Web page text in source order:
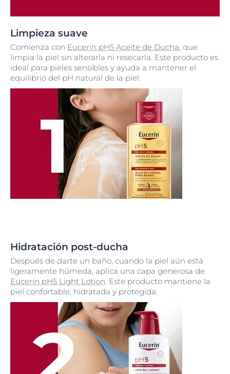
Limpieza suave
Comienza con Eucerin pH5 Aceite de Ducha , que
limpia la piel sin alterarla ni resecarla. Este producto es
ideal para pieles sensibles y ayuda a mantener el
equilibrio del pH natural de la piel.
Hidratación post-ducha
Después de darte un baño, cuando la piel aún está
ligeramente húmeda, aplica una capa generosa de
Eucerin pH5 Light Lotion . Este producto mantiene la
piel confortable, hidratada y protegida.